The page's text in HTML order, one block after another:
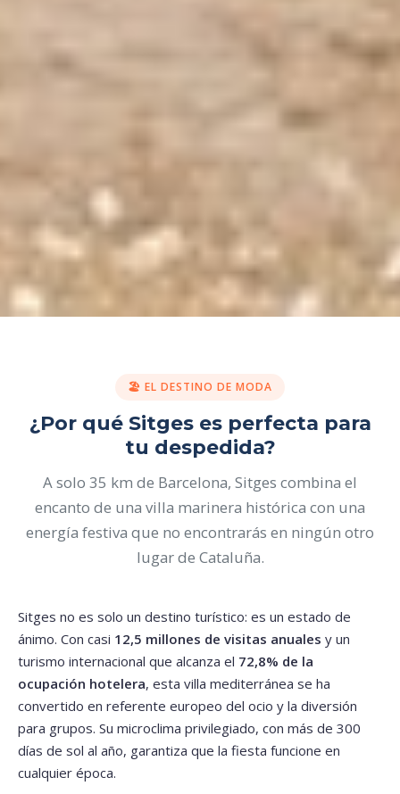
🏖️ EL DESTINO DE MODA
¿Por qué Sitges es perfecta para
tu despedida?
A solo 35 km de Barcelona, Sitges combina el
encanto de una villa marinera histórica con una
energía festiva que no encontrarás en ningún otro
lugar de Cataluña.
Sitges no es solo un destino turístico: es un estado de
ánimo. Con casi 12,5 millones de visitas anuales y un
turismo internacional que alcanza el 72,8% de la
ocupación hotelera, esta villa mediterránea se ha
convertido en referente europeo del ocio y la diversión
para grupos. Su microclima privilegiado, con más de 300
días de sol al año, garantiza que la fiesta funcione en
cualquier época.